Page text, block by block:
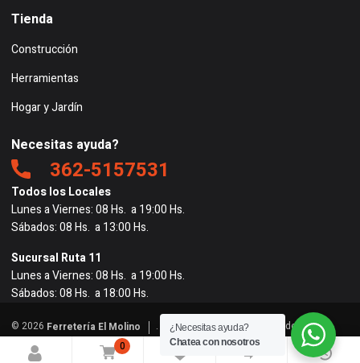
0 0
Tienda
Construcción
Herramientas
Hogar y Jardín
Necesitas ayuda?
362-5157531
Todos los Locales
Lunes a Viernes: 08 Hs. a 19:00 Hs.
Sábados: 08 Hs. a 13:00 Hs.
Sucursal Ruta 11
Lunes a Viernes: 08 Hs. a 19:00 Hs.
Sábados: 08 Hs. a 18:00 Hs.
© 2026 Ferretería El Molino
. Todos los derechos reservados. |
Powered by
BigRedes
¿Necesitas ayuda?
Chatea con nosotros